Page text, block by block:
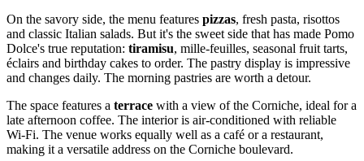
On the savory side, the menu features pizzas, fresh pasta, risottos
and classic Italian salads. But it's the sweet side that has made Pomo
Dolce's true reputation: tiramisu, mille-feuilles, seasonal fruit tarts,
éclairs and birthday cakes to order. The pastry display is impressive
and changes daily. The morning pastries are worth a detour.
The space features a terrace with a view of the Corniche, ideal for a
late afternoon coffee. The interior is air-conditioned with reliable
Wi-Fi. The venue works equally well as a café or a restaurant,
making it a versatile address on the Corniche boulevard.